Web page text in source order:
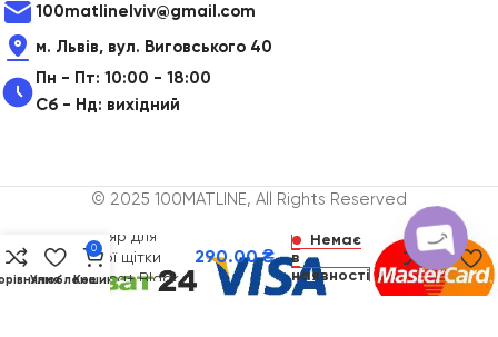
100matlinelviv@gmail.com
м. Львів, вул. Виговського 40
Пн - Пт: 10:00 - 18:00
Сб - Нд: вихідний
© 2025 100MATLINE, All Rights Reserved
Футляр для
зубної щітки
Medica+ Black
290.00₴
Немає
в
наявності
Улюблене
0
Кошик